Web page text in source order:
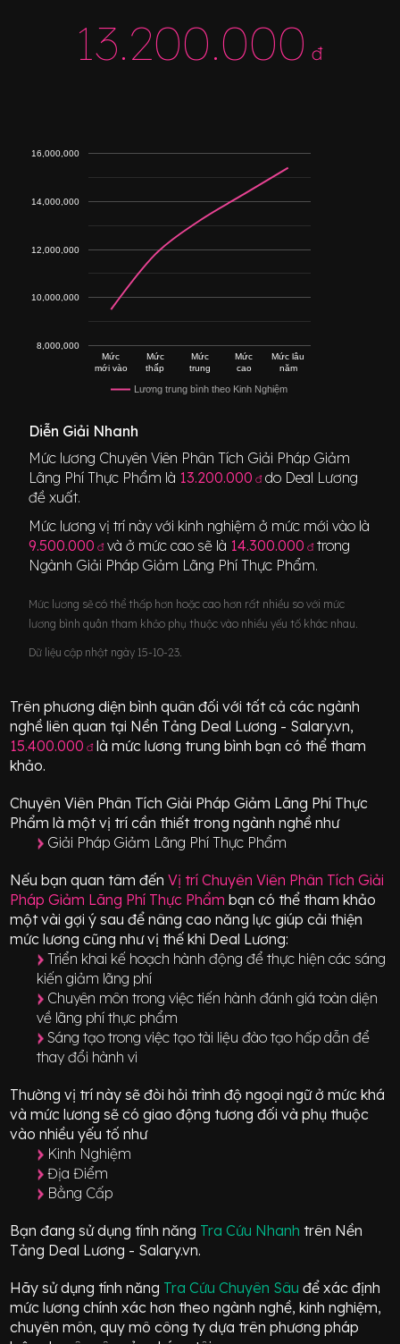
13.200.000 đ
Lương trung bình theo Kinh Nghiệm
Mức
mới vào
Mức
thấp
Mức
trung
Mức
cao
Mức lâu
năm
8,000,000
10,000,000
12,000,000
14,000,000
16,000,000
Diễn Giải Nhanh
Mức lương Chuyên Viên Phân Tích Giải Pháp Giảm
Lãng Phí Thực Phẩm là 13.200.000 đdo Deal Lương
đề xuất.
Mức lương vị trí này với kinh nghiệm ở mức mới vào là
9.500.000 đ và ở mức cao sẽ là 14.300.000 đ trong
Ngành Giải Pháp Giảm Lãng Phí Thực Phẩm.
Mức lương sẽ có thể thấp hơn hoặc cao hơn rất nhiều so với mức
lương bình quân tham khảo phụ thuộc vào nhiều yếu tố khác nhau.
Dữ liệu cập nhật ngày 15-10-23.
Trên phương diện bình quân đối với tất cả các ngành
nghề liên quan tại Nền Tảng Deal Lương - Salary.vn,
15.400.000 đlà mức lương trung bình bạn có thể tham
khảo.
Chuyên Viên Phân Tích Giải Pháp Giảm Lãng Phí Thực
Phẩm là một vị trícần thiết trong ngành nghề như
Giải Pháp Giảm Lãng Phí Thực Phẩm
Nếu bạn quan tâm đến Vị tríChuyên Viên Phân Tích Giải
Pháp Giảm Lãng Phí Thực Phẩm bạn có thể tham khảo
một vài gợi ý sau để nâng cao năng lực giúp cải thiện
mức lương cũng như vị thế khi Deal Lương:
Triển khai kế hoạch hành động để thực hiện các sáng
kiến giảm lãng phí
Chuyên môn trong việc tiến hành đánh giá toàn diện
về lãng phí thực phẩm
Sáng tạo trong việc tạo tài liệu đào tạo hấp dẫn để
thay đổi hành vi
Thường vị trí này sẽ đòi hỏi trình độ ngoại ngữ ở mứckhá
và mức lương sẽ có giao động tương đối và phụ thuộc
vào nhiều yếu tố như
Kinh Nghiệm
Địa Điểm
Bằng Cấp
Bạn đang sử dụng tính năng Tra Cứu Nhanh trên Nền
Tảng Deal Lương - Salary.vn.
Hãy sử dụng tính năng Tra Cứu Chuyên Sâuđể xác định
mức lương chính xác hơn theo ngành nghề, kinh nghiệm,
chuyên môn, quy mô công ty dựa trên phương pháp